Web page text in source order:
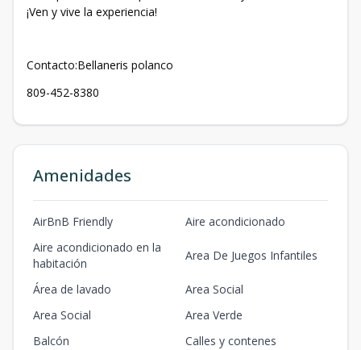
¡Ven y vive la experiencia!
Contacto:Bellaneris polanco
809-452-8380
Amenidades
AirBnB Friendly
Aire acondicionado
Aire acondicionado en la
habitación
Area De Juegos Infantiles
Área de lavado
Area Social
Area Social
Area Verde
Balcón
Calles y contenes